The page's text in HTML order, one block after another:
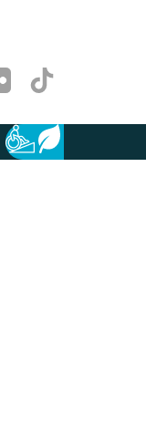
TikTok
Pieejamība
Ilgtspēja